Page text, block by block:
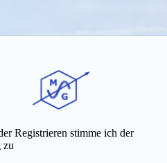
Registrieren stimme ich der
zu